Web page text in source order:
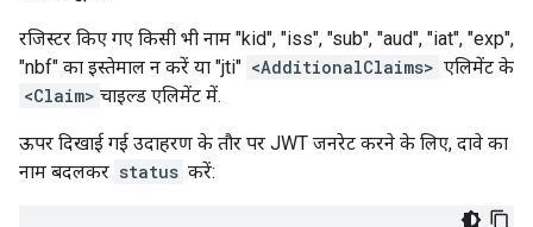
रजिस्टर किए गए किसी भी नाम "kid", "iss", "sub", "aud", "iat", "exp",
"nbf" का इस्तेमाल न करें या "jti" <AdditionalClaims> एलिमेंट के
<Claim> चाइल्ड एलिमेंट में.
ऊपर दिखाई गई उदाहरण के तौर पर JWT जनरेट करने के लिए, दावे का
नाम बदलकर status करें: